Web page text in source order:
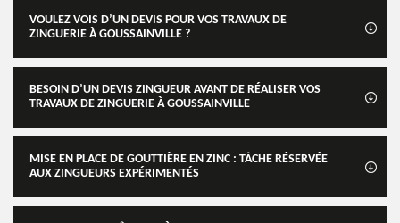
VOULEZ VOIS D’UN DEVIS POUR VOS TRAVAUX DE
ZINGUERIE À GOUSSAINVILLE ?
BESOIN D’UN DEVIS ZINGUEUR AVANT DE RÉALISER VOS
TRAVAUX DE ZINGUERIE À GOUSSAINVILLE
MISE EN PLACE DE GOUTTIÈRE EN ZINC : TÂCHE RÉSERVÉE
AUX ZINGUEURS EXPÉRIMENTÉS